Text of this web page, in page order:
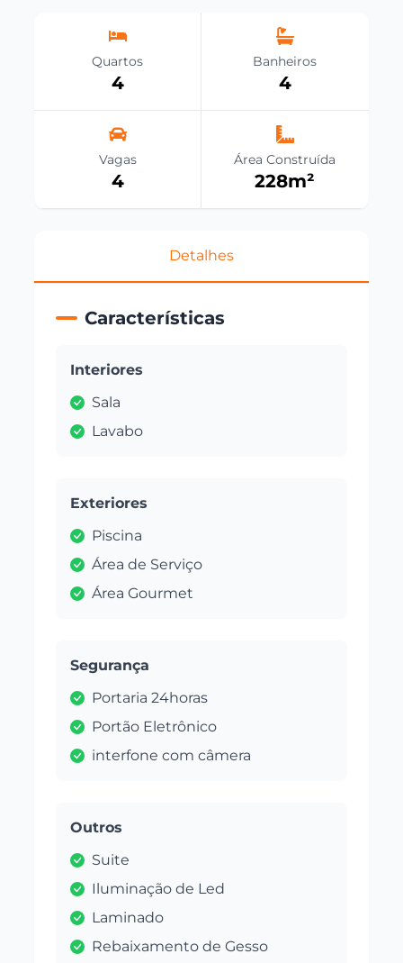
Quartos
4
Banheiros
4
Vagas
4
Área Construída
228m²
Detalhes
Características
Interiores
Sala
Lavabo
Exteriores
Piscina
Área de Serviço
Área Gourmet
Segurança
Portaria 24horas
Portão Eletrônico
interfone com câmera
Outros
Suite
Iluminação de Led
Laminado
Rebaixamento de Gesso